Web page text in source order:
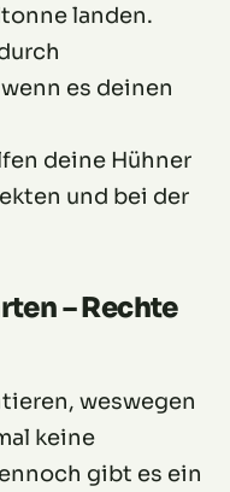
landen.
es deinen
deine Hühner
und bei der
– Rechte
weswegen
keine
gibt es ein